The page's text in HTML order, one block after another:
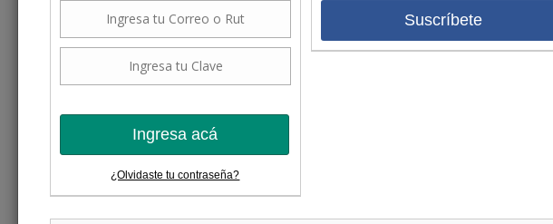
Ingresa acá
¿Olvidaste tu contraseña?
Suscríbete